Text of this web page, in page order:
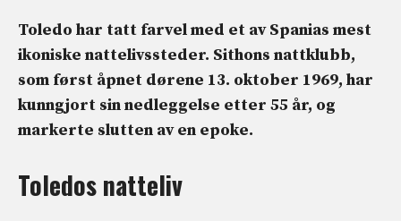
Toledo har tatt farvel med et av Spanias mest
ikoniske nattelivssteder. Sithons nattklubb,
som først åpnet dørene 13. oktober 1969, har
kunngjort sin nedleggelse etter 55 år, og
markerte slutten av en epoke.
Toledos natteliv